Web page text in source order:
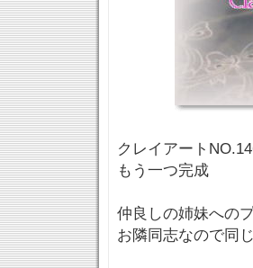
クレイアート
もう一つ完成
仲良しの姉妹への
お隣同志なので同